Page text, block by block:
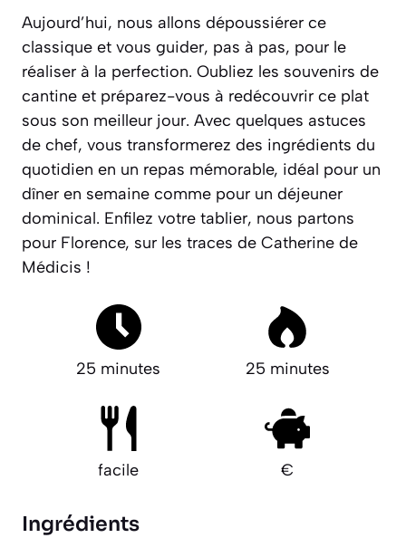
Aujourd’hui, nous allons dépoussiérer ce
classique et vous guider, pas à pas, pour le
réaliser à la perfection. Oubliez les souvenirs de
cantine et préparez-vous à redécouvrir ce plat
sous son meilleur jour. Avec quelques astuces
de chef, vous transformerez des ingrédients du
quotidien en un repas mémorable, idéal pour un
dîner en semaine comme pour un déjeuner
dominical. Enfilez votre tablier, nous partons
pour Florence, sur les traces de Catherine de
Médicis !
25 minutes 25 minutes
facile €
Ingrédients